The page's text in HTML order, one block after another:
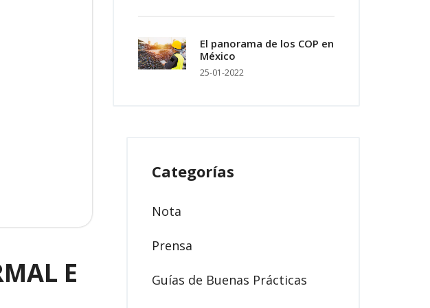
E
El panorama de los COP en
México
25-01-2022
Categorías
Nota
Prensa
Guías de Buenas Prácticas